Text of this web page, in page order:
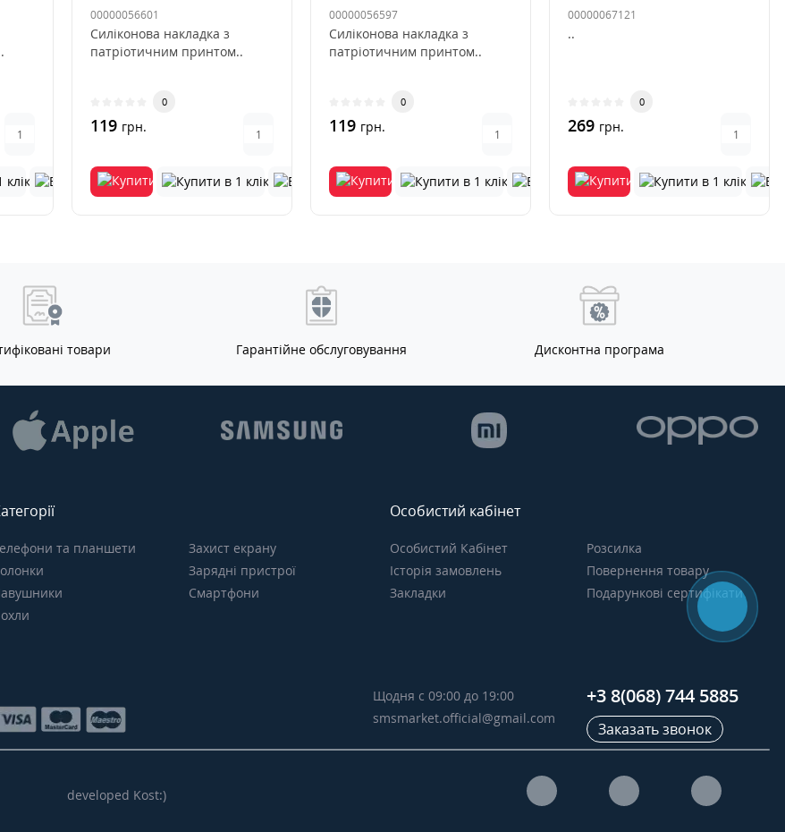
00000056601
Силіконова накладка з
патріотичним принтом..
0
119 грн.
00000056597
Силіконова накладка з
патріотичним принтом..
0
119 грн.
00000067121
..
0
269 грн.
товари Гарантійне обслуговування Дисконтна програма
та планшети
Захист екрану
Зарядні пристрої
Смартфони
Особистий кабінет
Особистий Кабінет
Історія замовлень
Закладки
Розсилка
Повернення товару
Подарункові сертифікати
Щодня с 09:00 до 19:00
smsmarket.official@gmail.com
+3 8(068) 744 5885
Заказать звонок
developed Kost:)